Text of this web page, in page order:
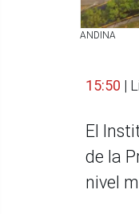
ANDINA
15:50 |
El
de la
nivel